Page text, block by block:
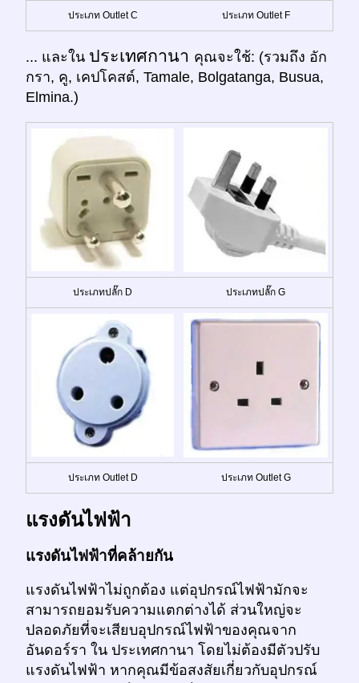
ประเภท Outlet C ประเภท Outlet F
... และใน ประเทศกานา คุณจะใช้: (รวมถึง อัก
กรา, คู, เคปโคสต์, Tamale, Bolgatanga, Busua,
Elmina.)
ประเภทปลั๊ก D ประเภทปลั๊ก G
ประเภท Outlet D ประเภท Outlet G
แรงดันไฟฟ้า
แรงดันไฟฟ้าที่คล้ายกัน
แรงดันไฟฟ้าไม่ถูกต้อง แต่อุปกรณ์ไฟฟ้ามักจะ
สามารถยอมรับความแตกต่างได้ ส่วนใหญ่จะ
ปลอดภัยที่จะเสียบอุปกรณ์ไฟฟ้าของคุณจาก
อันดอร์รา ใน ประเทศกานา โดยไม่ต้องมีตัวปรับ
แรงดันไฟฟ้า หากคุณมีข้อสงสัยเกี่ยวกับอุปกรณ์